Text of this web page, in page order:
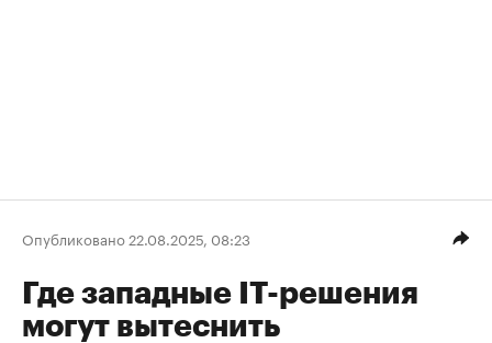
Опубликовано 22.08.2025, 08:23
Где западные IT-решения
могут вытеснить